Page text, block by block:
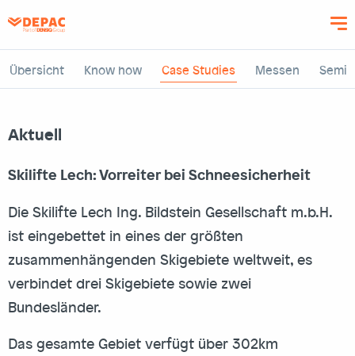
zum
Inhalt
Aktuell
Übersicht Know how Case Studies Messen
Skilifte Lech: Vorreiter bei Schneesicherheit
Die Skilifte Lech Ing. Bildstein Gesellschaft m.b.H.
ist eingebettet in eines der größten
zusammenhängenden Skigebiete weltweit, es
verbindet drei Skigebiete sowie zwei
Bundesländer.
Das gesamte Gebiet verfügt über 302km